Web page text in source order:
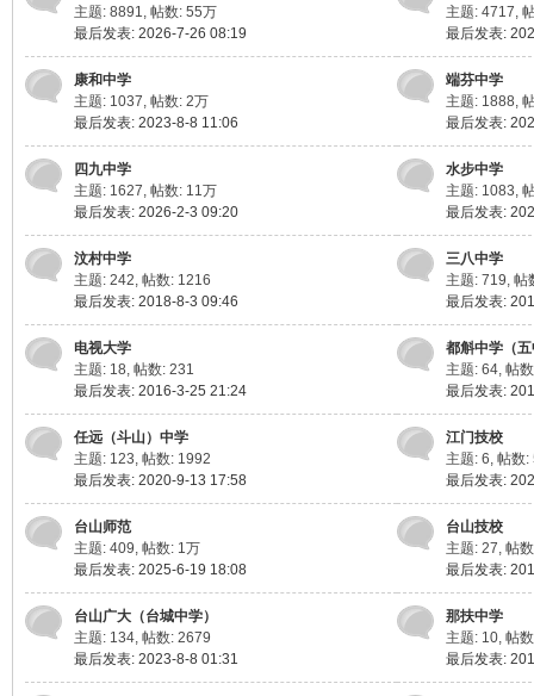
主题: 8891, 帖数: 55万
最后发表: 2026-7-26 08:19
主题: 4717,
最后发表:
康和中学
主题: 1037, 帖数: 2万
最后发表: 2023-8-8 11:06
端芬中学
主题: 1888,
最后发表:
四九中学
主题: 1627, 帖数: 11万
最后发表: 2026-2-3 09:20
水步中学
主题: 1083,
最后发表:
汶村中学
主题: 242, 帖数: 1216
最后发表: 2018-8-3 09:46
三八中学
主题: 719, 帖
最后发表:
电视大学
主题: 18, 帖数: 231
最后发表: 2016-3-25 21:24
都斛中学（
主题: 64, 帖
最后发表:
任远（斗山）中学
主题: 123, 帖数: 1992
最后发表: 2020-9-13 17:58
江门技校
主题: 6, 帖数:
最后发表:
台山师范
主题: 409, 帖数: 1万
最后发表: 2025-6-19 18:08
台山技校
主题: 27, 帖
最后发表:
台山广大（台城中学）
主题: 134, 帖数: 2679
最后发表: 2023-8-8 01:31
那扶中学
主题: 10, 帖
最后发表: